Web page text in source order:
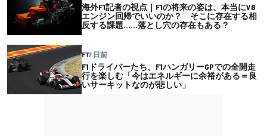
海外F1記者の視点｜F1の将来の姿は、本当にV8
エンジン回帰でいいのか？ そこに存在する相
反する課題……落とし穴の存在もある？
F17 日前
F1ドライバーたち、F1ハンガリーGPでの全開走
行を楽しむ「今はエネルギーに余裕がある＝良
いサーキットなのが悲しい」